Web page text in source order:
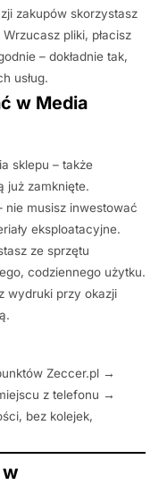
zakupów skorzystasz
pliki, płacisz
– dokładnie tak,
usług.
w Media
sklepu – także
już zamknięte.
nie musisz inwestować
eksploatacyjne.
ze sprzętu
codziennego użytku.
wydruki przy okazji
Zeccer.pl →
z telefonu →
bez kolejek,